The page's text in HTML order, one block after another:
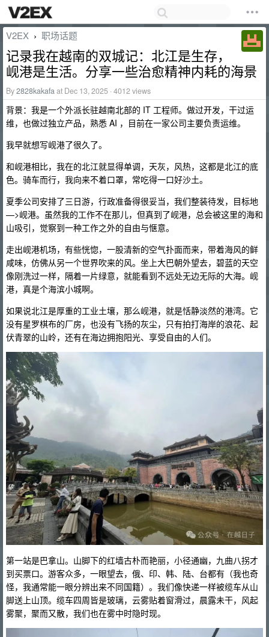
V2EX › 职场话题
记录我在越南的双城记：北江是生存，
岘港是生活。分享一些治愈精神内耗的海景
By2828kakafaat Dec 13, 2025 · 4012 views
背景：我是一个外派长驻越南北部的 IT 工程师。做过开发，干过运
维，也做过独立产品，熟悉 AI ，目前在一家公司主要负责运维。
我早就想写岘港了很久了。
和岘港相比，我在的北江就显得单调，天灰，风热，这都是北江的底
色。骑车而行，我向来不着口罩，常吃得一口好沙土。
夏季公司安排了三日游，行政准备得很妥当，我们整装待发，目标地
—>岘港。虽然我的工作不在那儿，但真到了岘港，总会被这里的海和
山吸引，觉察到一种工作之外的自由与惬意。
走出岘港机场，有些恍惚，一股清新的空气扑面而来，带着海风的鲜
咸味，仿佛从另一个世界吹来的风。坐上大巴朝外望去，碧蓝的天空
像刚洗过一样，隔着一片绿意，就能看到不远处无边无际的大海。岘
港，真是个海滨小城啊。
如果说北江是厚重的工业土壤，那么岘港，就是恬静淡然的港湾。它
没有星罗棋布的厂房，也没有飞扬的灰尘，只有拍打海岸的浪花、起
伏青翠的山岭，还有在海边拥抱阳光、享受自由的人们。
第一站是巴拿山。山脚下的红墙古朴而艳丽，小径通幽，九曲八拐才
到买票口。游客众多，一眼望去，俄、印、韩、陆、台都有（我也奇
怪，我通常能一眼分辨出来不同国籍）。我们像快递一样被缆车从山
脚送上山顶。缆车四周皆是玻璃，云雾贴着窗滑过，晨露未干，风起
雾聚，聚而又散，我们也在雾中时隐时现。